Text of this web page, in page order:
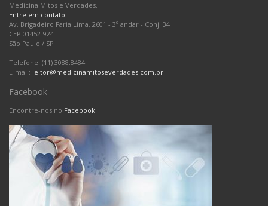
Medicina Mitos e Verdades.
Entre em contato
Av. Brigadeiro Faria Lima, 2601 - 3º andar - Conj. 34
CEP 01452-924
São Paulo / SP
Telefone: (11) 3088.8484
E-mail: leitor@medicinamitoseverdades.com.br
Facebook
Encontre-nos no Facebook